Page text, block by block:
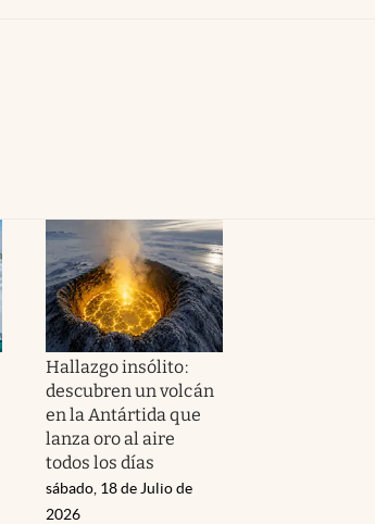
Hallazgo insólito:
descubren un volcán
en la Antártida que
lanza oro al aire
todos los días
sábado, 18 de Julio de
2026